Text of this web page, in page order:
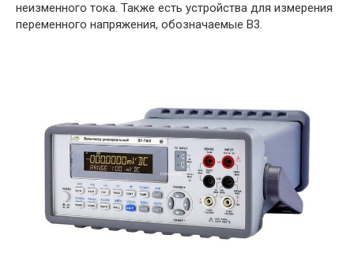
неизменного тока. Также есть устройства для измерения
переменного напряжения, обозначаемые В3.